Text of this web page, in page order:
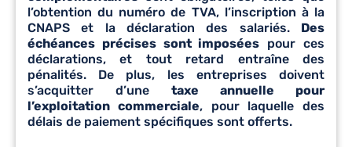
l’obtention du numéro de TVA, l’inscription à la
CNAPS et la déclaration des salariés. Des
échéances précises sont imposées pour ces
déclarations, et tout retard entraîne des
pénalités. De plus, les entreprises doivent
s’acquitter d’une taxe annuelle pour
l’exploitation commerciale, pour laquelle des
délais de paiement spécifiques sont offerts.